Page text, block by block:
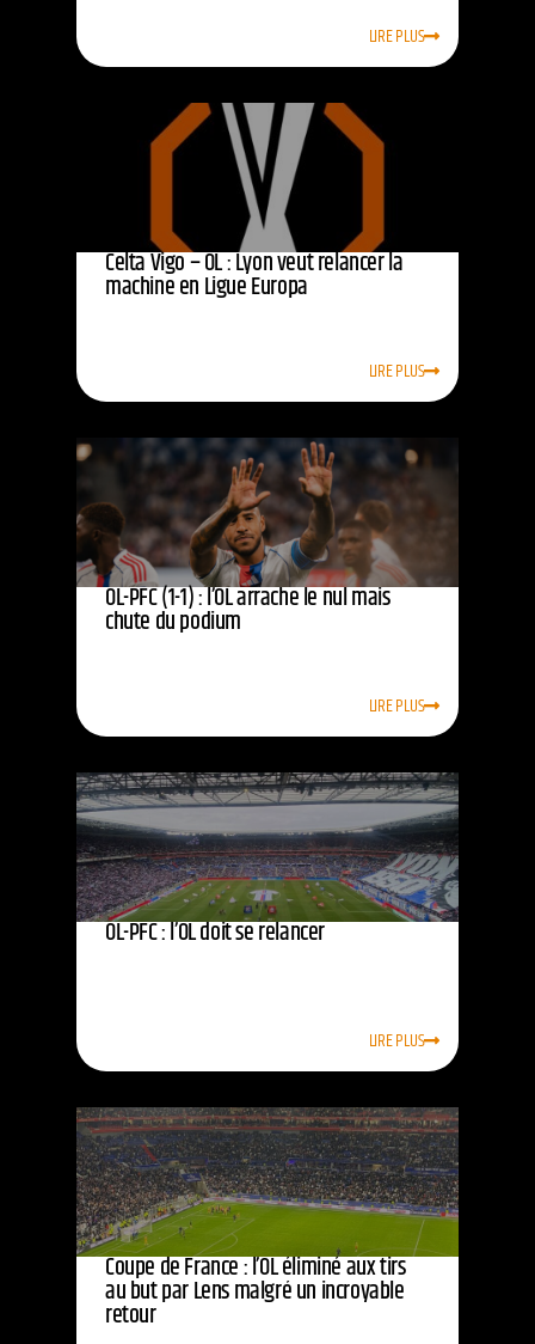
LIRE PLUS
Celta Vigo – OL : Lyon veut relancer la
machine en Ligue Europa
LIRE PLUS
OL-PFC (1-1) : l’OL arrache le nul mais
chute du podium
LIRE PLUS
OL-PFC : l’OL doit se relancer
LIRE PLUS
Coupe de France : l’OL éliminé aux tirs
au but par Lens malgré un incroyable
retour